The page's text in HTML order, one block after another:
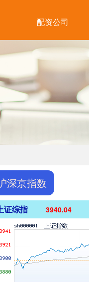
配资公司
深京指数
证综指 3940.04